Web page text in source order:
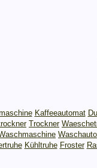
Kaffeeautomat
Trockner
Kühltruhe Froster